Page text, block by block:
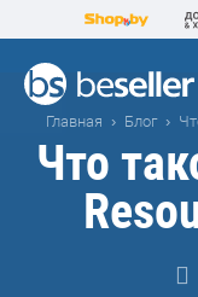
Главная Блог
Что